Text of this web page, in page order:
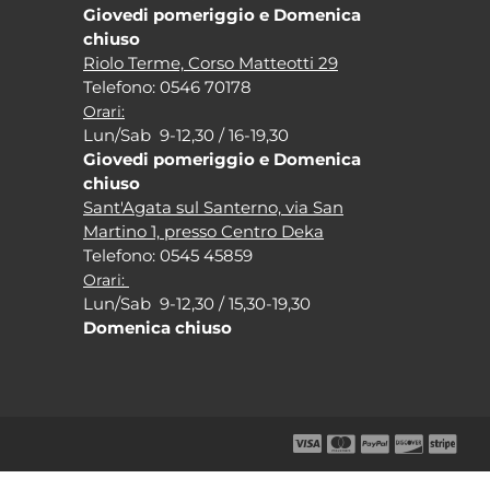
Giovedi pomeriggio e Domenica
chiuso
Riolo Terme, Corso Matteotti 29
Telefono: 0546 70178
Orari:
Lun/Sab 9-12,30 / 16-19,30
Giovedi pomeriggio e Domenica
chiuso
Sant'Agata sul Santerno, via San
Martino 1, presso Centro Deka
Telefono: 0545 45859
Orari:
Lun/Sab 9-12,30 / 15,30-19,30
Domenica chiuso